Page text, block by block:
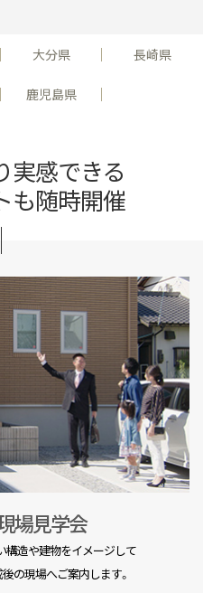
大分県 長崎県
鹿児島県
実感できる
も随時開催
場見学会
構造や建物をイメージして
の現場へご案内します。